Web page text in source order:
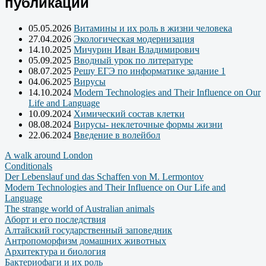
05.05.2026 Витамины и их роль в жизни человека
27.04.2026 Экологическая модернизация
14.10.2025 Мичурин Иван Владимирович
05.09.2025 Вводный урок по литературе
08.07.2025 Решу ЕГЭ по информатике задание 1
04.06.2025 Вирусы
14.10.2024 Modern Technologies and Their Influence on Our
Life and Language
10.09.2024 Химический состав клетки
08.08.2024 Вирусы- неклеточные формы жизни
22.06.2024 Введение в волейбол
A walk around London
Conditionals
Der Lebenslauf und das Schaffen von M. Lermontov
Modern Technologies and Their Influence on Our Life and
Language
The strange world of Australian animals
Аборт и его последствия
Алтайский государственный заповедник
Антропоморфизм домашних животных
Архитектура и биология
Бактериофаги и их роль